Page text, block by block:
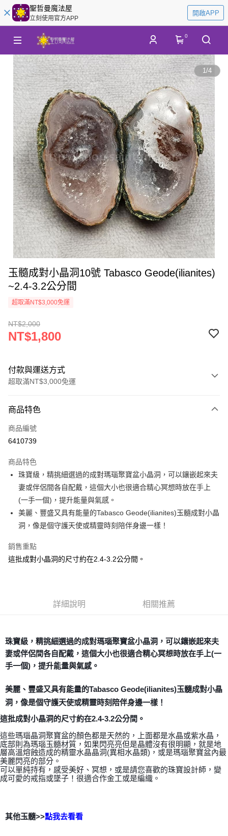
聖哲曼魔法屋
立刻使用官方APP
開啟APP
0
1/4
玉髓成對小晶洞10號 Tabasco Geode(ilianites)
~2.4-3.2公分間
超取滿NT$3,000免運
NT$2,000
NT$1,800
付款與運送方式
超取滿NT$3,000免運
信用卡一次付款
超商取貨付款
Apple Pay
街口支付
悠遊付
ATM付款
賣家宅配幫您送（台灣）
每筆NT$80，滿NT$3,000(含以上)免運費
郵局幫你送（離島）
付款後門市自取
免運費
商品特色
商品編號
6410739
商品特色
珠寶級，精挑細選過的成對瑪瑙聚寶盆小晶洞，可以鑲嵌起來夫
妻或伴侶間各自配戴，這個大小也很適合精心冥想時放在手上
(一手一個)，提升能量與氣感。
美麗、豐盛又具有能量的Tabasco Geode(ilianites)玉髓成對小晶
洞，像是個守護天使或精靈時刻陪伴身邊一樣！
銷售重點
這批成對小晶洞的尺寸約在2.4-3.2公分間。
詳細說明 相關推薦
珠寶級，精挑細選過的成對瑪瑙聚寶盆小晶洞，可以鑲嵌起來夫
妻或伴侶間各自配戴，這個大小也很適合精心冥想時放在手上(一
手一個)，提升能量與氣感。
美麗、豐盛又具有能量的Tabasco Geode(ilianites)玉髓成對小晶
洞，像是個守護天使或精靈時刻陪伴身邊一樣！
這批成對小晶洞的尺寸約在2.4-3.2公分間。
這些瑪瑙晶洞聚寶盆的顏色都是天然的，上面都是水晶或紫水晶，
底部則為瑪瑙玉髓材質，如果閃亮亮但是晶體沒有很明顯，就是地
層高溫熔蝕造成的精靈水晶晶洞(異相水晶類)，或是瑪瑙聚寶盆內最
美麗閃亮的部分。
可以單純持有，感受美好、冥想，或是請您喜歡的珠寶設計師，變
成可愛的戒指或墜子！很適合作金工或是編織。
其他玉髓>>點我去看看